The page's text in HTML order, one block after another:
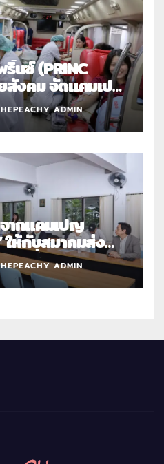
ริ้นซ์ (PRINC
สังคม จัดแคมเปญ
ผสาน :
สุด” ADMIN
ากแคมเปญ
ให้กับสมาคมส่ง
ฯ เนื่องในวันสตรี
ADMIN